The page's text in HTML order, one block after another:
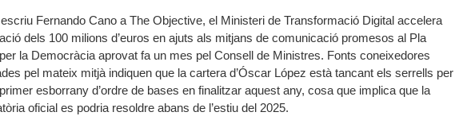
Fernando Cano a The Objective, el Ministeri de Transformació Digital accelera
dels 100 milions d’euros en ajuts als mitjans de comunicació promesos al Pla
la Democràcia aprovat fa un mes pel Consell de Ministres. Fonts coneixedores
pel mateix mitjà indiquen que la cartera d’Óscar López està tancant els serrells per
esborrany d’ordre de bases en finalitzar aquest any, cosa que implica que la
oficial es podria resoldre abans de l’estiu del 2025.